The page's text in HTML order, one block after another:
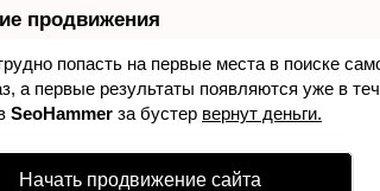
продвижения
попасть на первые места в поиске
а первые результаты появляются уже в
SeoHammer за бустер вернут деньги.
Начать продвижение сайта